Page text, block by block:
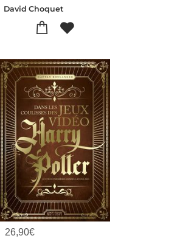
David Choquet
26,90€